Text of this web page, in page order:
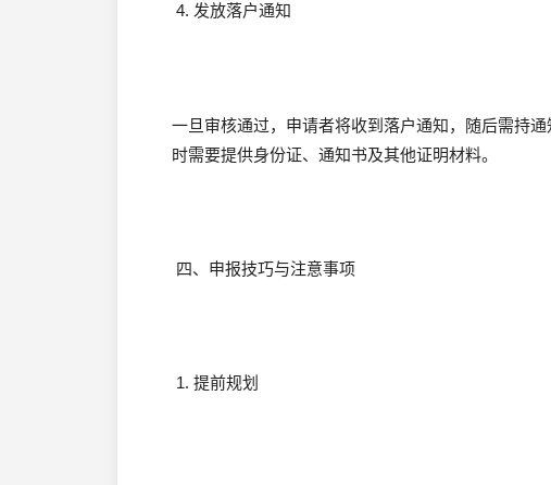
4. 发放落户通知
一旦审核通过，申请者将收到落户通知，随后需持
时需要提供身份证、通知书及其他证明材料。
四、申报技巧与注意事项
1. 提前规划